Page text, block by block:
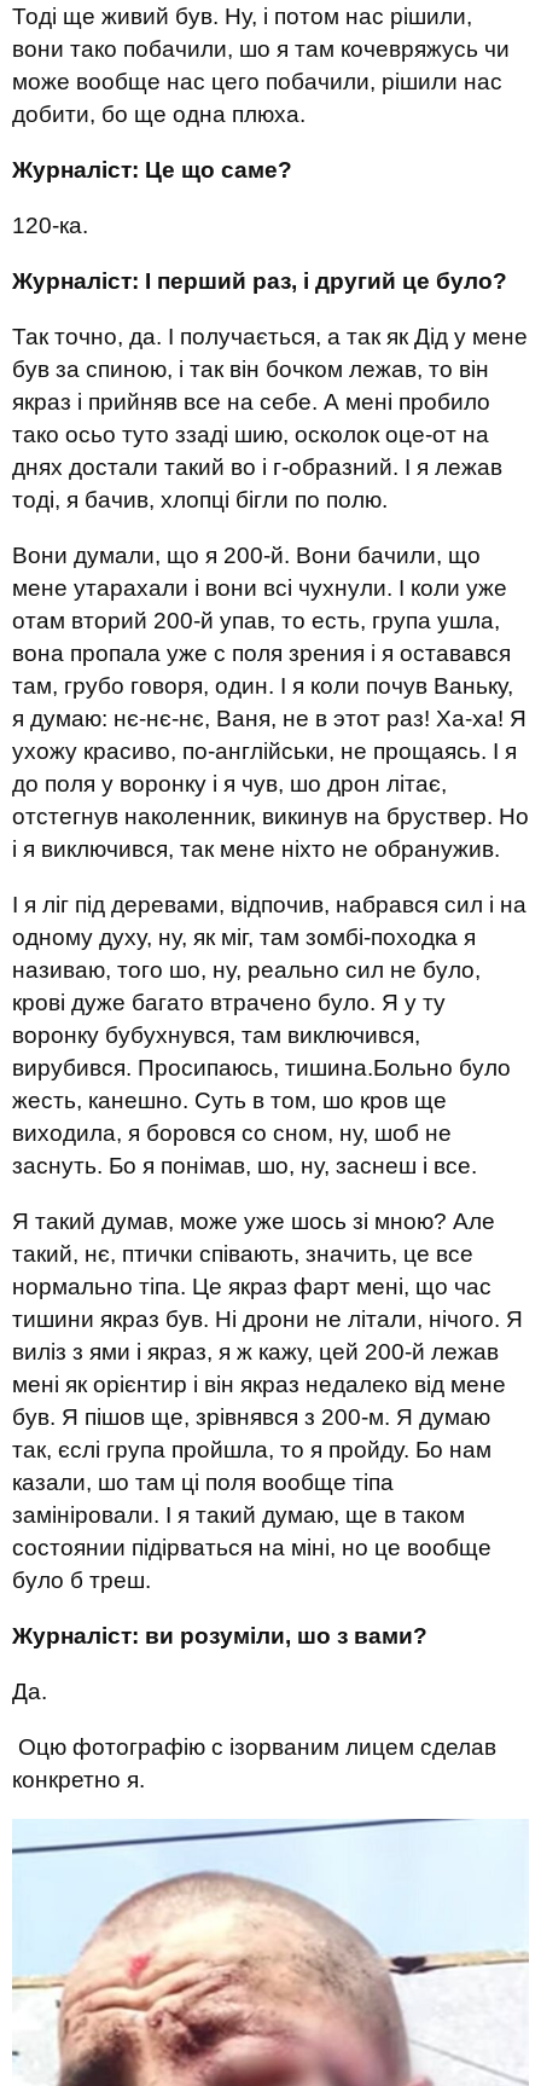
Тоді ще живий був. Ну, і потом нас рішили,
вони тако побачили, шо я там кочевряжусь чи
може вообще нас цего побачили, рішили нас
добити, бо ще одна плюха.
Журналіст: Це що саме?
120-ка.
Журналіст: І перший раз, і другий це було?
Так точно, да. І получається, а так як Дід у мене
був за спиною, і так він бочком лежав, то він
якраз і прийняв все на себе. А мені пробило
тако осьо туто ззаді шию, осколок оце-от на
днях достали такий во і г-образний. І я лежав
тоді, я бачив, хлопці бігли по полю.
Вони думали, що я 200-й. Вони бачили, що
мене утарахали і вони всі чухнули. І коли уже
отам вторий 200-й упав, то есть, група ушла,
вона пропала уже с поля зрения і я оставався
там, грубо говоря, один. І я коли почув Ваньку,
я думаю: нє-нє-нє, Ваня, не в этот раз! Ха-ха! Я
ухожу красиво, по-англійськи, не прощаясь. І я
до поля у воронку і я чув, шо дрон літає,
отстегнув наколенник, викинув на бруствер. Но
і я виключився, так мене ніхто не обранужив.
І я ліг під деревами, відпочив, набрався сил і на
одному духу, ну, як міг, там зомбі-походка я
називаю, того шо, ну, реально сил не було,
крові дуже багато втрачено було. Я у ту
воронку бубухнувся, там виключився,
вирубився. Просипаюсь, тишина.Больно було
жесть, канешно. Суть в том, шо кров ще
виходила, я боровся со сном, ну, шоб не
заснуть. Бо я понімав, шо, ну, заснеш і все.
Я такий думав, може уже шось зі мною? Але
такий, нє, птички співають, значить, це все
нормально тіпа. Це якраз фарт мені, що час
тишини якраз був. Ні дрони не літали, нічого. Я
виліз з ями і якраз, я ж кажу, цей 200-й лежав
мені як орієнтир і він якраз недалеко від мене
був. Я пішов ще, зрівнявся з 200-м. Я думаю
так, єслі група пройшла, то я пройду. Бо нам
казали, шо там ці поля вообще тіпа
замініровали. І я такий думаю, ще в таком
состоянии підірваться на міні, но це вообще
було б треш.
Журналіст: ви розуміли, шо з вами?
Да.
Оцю фотографію с ізорваним лицем сделав
конкретно я.